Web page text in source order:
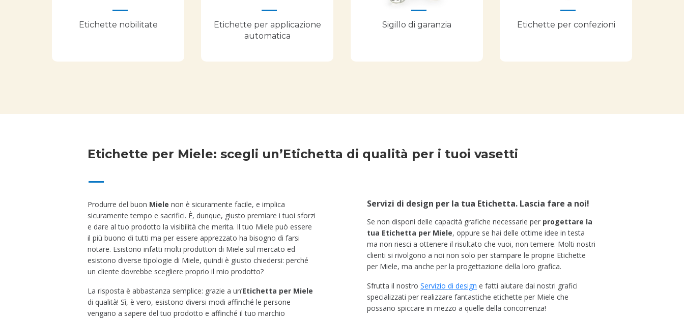
Etichette nobilitate
Etichette per applicazione
automatica
Sigillo di garanzia Etichette per confezioni
Etichette per Miele: scegli un’Etichetta di qualità per i tuoi vasetti
Produrre del buon Miele non è sicuramente facile, e implica
sicuramente tempo e sacrifici. È, dunque, giusto premiare i tuoi sforzi
e dare al tuo prodotto la visibilità che merita. Il tuo Miele può essere
il più buono di tutti ma per essere apprezzato ha bisogno di farsi
notare. Esistono infatti molti produttori di Miele sul mercato ed
esistono diverse tipologie di Miele, quindi è giusto chiedersi: perché
un cliente dovrebbe scegliere proprio il mio prodotto?
La risposta è abbastanza semplice: grazie a un’Etichetta per Miele
di qualità! Sì, è vero, esistono diversi modi affinché le persone
vengano a sapere del tuo prodotto e affinché il tuo marchio
Servizi di design per la tua Etichetta. Lascia fare a noi!
Se non disponi delle capacità grafiche necessarie per progettare la
tua Etichetta per Miele, oppure se hai delle ottime idee in testa
ma non riesci a ottenere il risultato che vuoi, non temere. Molti nostri
clienti si rivolgono a noi non solo per stampare le proprie Etichette
per Miele, ma anche per la progettazione della loro grafica.
Sfrutta il nostro Servizio di design e fatti aiutare dai nostri grafici
specializzati per realizzare fantastiche etichette per Miele che
possano spiccare in mezzo a quelle della concorrenza!